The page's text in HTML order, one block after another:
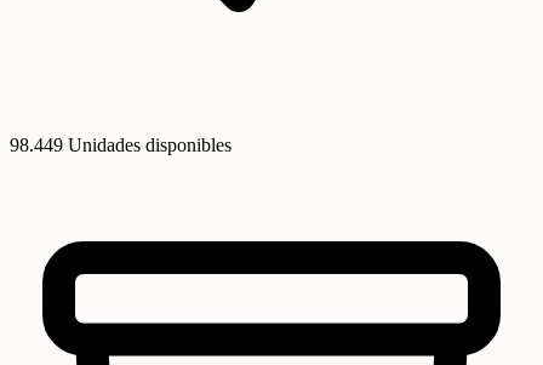
98.449 Unidades disponibles